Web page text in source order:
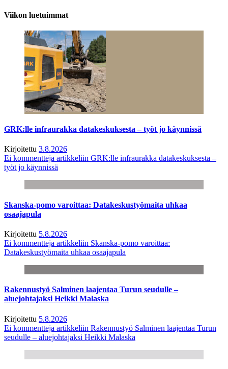
Viikon luetuimmat
GRK:lle infraurakka datakeskuksesta – työt jo käynnissä
Kirjoitettu 3.8.2026
Ei kommentteja artikkeliin GRK:lle infraurakka datakeskuksesta –
työt jo käynnissä
Skanska-pomo varoittaa: Datakeskustyömaita uhkaa
osaajapula
Kirjoitettu 5.8.2026
Ei kommentteja artikkeliin Skanska-pomo varoittaa:
Datakeskustyömaita uhkaa osaajapula
Rakennustyö Salminen laajentaa Turun seudulle –
aluejohtajaksi Heikki Malaska
Kirjoitettu 5.8.2026
Ei kommentteja artikkeliin Rakennustyö Salminen laajentaa Turun
seudulle – aluejohtajaksi Heikki Malaska